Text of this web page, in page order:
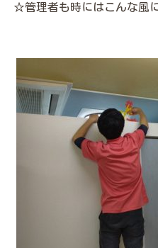
☆管理者も時にはこんな風